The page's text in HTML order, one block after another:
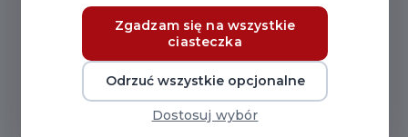
tzw. Domu Młynarza, który odbędzie się5 maja 2023
To świetna okazja, żeby osobiście zobaczyć
odnowione miejsce i poznać jego historię.
Dom przy ul. Wojska Polskiego 44 pochodzi z XIX
wieku. W pierwszej połowie XIX wieku miejscu
Zgadzam się na wszystkie
ciasteczka
Odrzuć wszystkie opcjonalne
Dostosuj wybór